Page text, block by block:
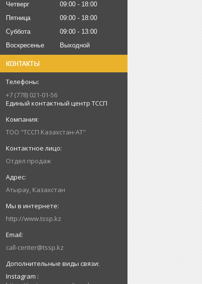
Четверг
09:00
18:00
Пятница
09:00
18:00
Суббота
09:00
13:00
Воскресенье
Выходной
КОНТАКТЫ
+7 (778) 021-01-56
Единый контактный центр ТССП
ТОО "ТССП Казахстан-АТ"
Отдел продаж
Атырау, Казахстан
http://www.tssp.kz
call-center@tssp.kz
Instagram